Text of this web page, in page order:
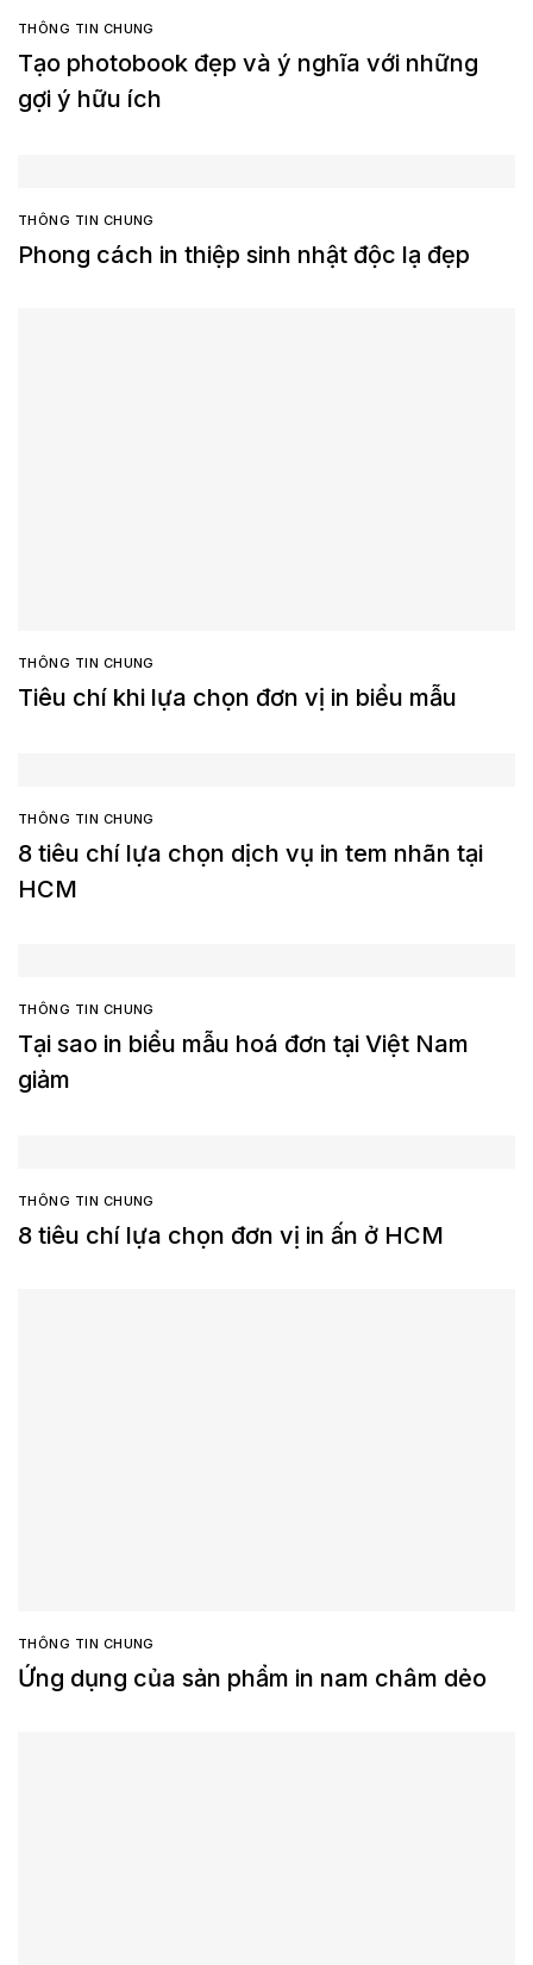
THÔNG TIN CHUNG
Tạo photobook đẹp và ý nghĩa với những
gợi ý hữu ích
THÔNG TIN CHUNG
Phong cách in thiệp sinh nhật độc lạ đẹp
THÔNG TIN CHUNG
Tiêu chí khi lựa chọn đơn vị in biểu mẫu
THÔNG TIN CHUNG
8 tiêu chí lựa chọn dịch vụ in tem nhãn tại
HCM
THÔNG TIN CHUNG
Tại sao in biểu mẫu hoá đơn tại Việt Nam
giảm
THÔNG TIN CHUNG
8 tiêu chí lựa chọn đơn vị in ấn ở HCM
THÔNG TIN CHUNG
Ứng dụng của sản phẩm in nam châm dẻo